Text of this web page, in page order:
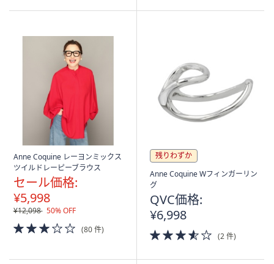
Anne Coquine レーヨンミックス
ツイルドレーピーブラウス
セール価格:
¥5,998
¥12,098 50% OFF
3.0
of
Stars
(80 件)
残りわずか
Anne Coquine Wフィンガーリン
グ
QVC価格:
¥6,998
3.5
of
(2 件)